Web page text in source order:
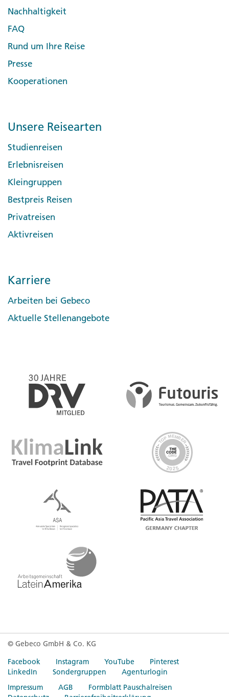
Nachhaltigkeit
FAQ
Rund um Ihre Reise
Presse
Kooperationen
Unsere Reisearten
Studienreisen
Erlebnisreisen
Kleingruppen
Bestpreis Reisen
Privatreisen
Aktivreisen
Karriere
Arbeiten bei Gebeco
Aktuelle Stellenangebote
© Gebeco GmbH & Co. KG
Facebook
Instagram YouTube
Pinterest
LinkedIn
Sondergruppen
Agenturlogin
Impressum
AGB
Formblatt Pauschalreisen